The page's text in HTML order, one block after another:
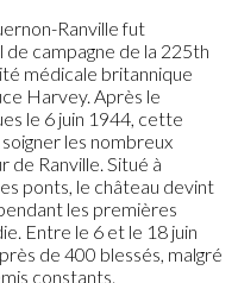
Ranville fut
de campagne de la 225th
médicale britannique
Harvey. Après le
le 6 juin 1944, cette
les nombreux
de Ranville. Situé à
ponts, le château devint
les premières
Entre le 6 et le 18 juin
de 400 blessés, malgré
constants.